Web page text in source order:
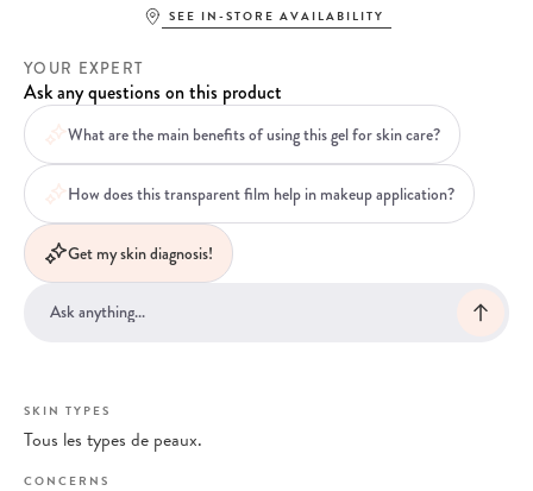
SEE IN-STORE AVAILABILITY
YOUR EXPERT
Ask any questions on this product
What are the main benefits of using this gel for skin care?
How does this transparent film help in makeup application?
Get my skin diagnosis!
SKIN TYPES
Tous les types de peaux.
CONCERNS